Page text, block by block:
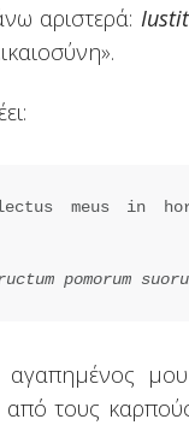
αριστερά:
meus in
pomorum
αγαπημένος
από τους